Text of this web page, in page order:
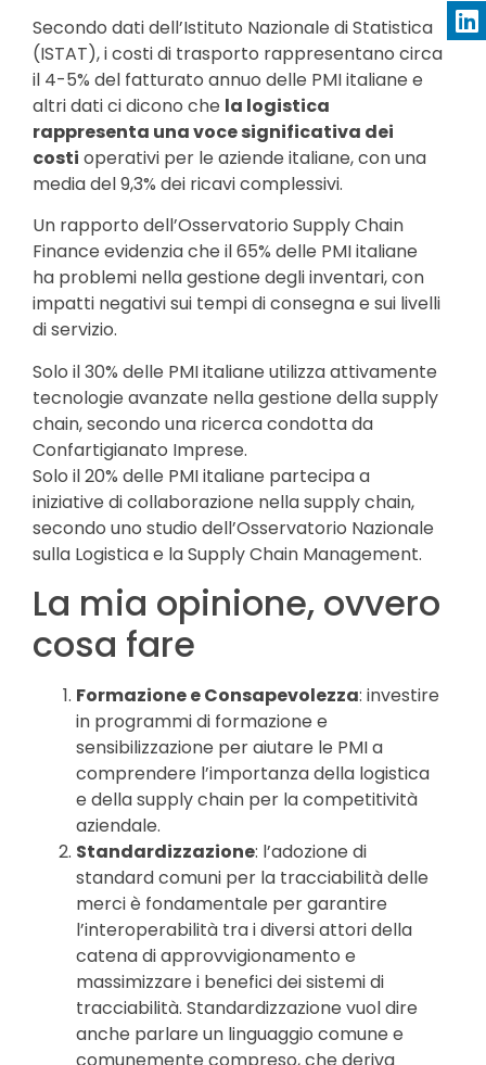
Secondo dati dell’Istituto Nazionale di Statistica
(ISTAT), i costi di trasporto rappresentano circa
il 4-5% del fatturato annuo delle PMI italiane e
altri dati ci dicono che la logistica
rappresenta una voce significativa dei
costi operativi per le aziende italiane, con una
media del 9,3% dei ricavi complessivi.
Un rapporto dell’Osservatorio Supply Chain
Finance evidenzia che il 65% delle PMI italiane
ha problemi nella gestione degli inventari, con
impatti negativi sui tempi di consegna e sui livelli
di servizio.
Solo il 30% delle PMI italiane utilizza attivamente
tecnologie avanzate nella gestione della supply
chain, secondo una ricerca condotta da
Confartigianato Imprese.
Solo il 20% delle PMI italiane partecipa a
iniziative di collaborazione nella supply chain,
secondo uno studio dell’Osservatorio Nazionale
sulla Logistica e la Supply Chain Management.
La mia opinione, ovvero
cosa fare
Formazione e Consapevolezza: investire
in programmi di formazione e
sensibilizzazione per aiutare le PMI a
comprendere l’importanza della logistica
e della supply chain per la competitività
aziendale.
Standardizzazione: l’adozione di
standard comuni per la tracciabilità delle
merci è fondamentale per garantire
l’interoperabilità tra i diversi attori della
catena di approvvigionamento e
massimizzare i benefici dei sistemi di
tracciabilità. Standardizzazione vuol dire
anche parlare un linguaggio comune e